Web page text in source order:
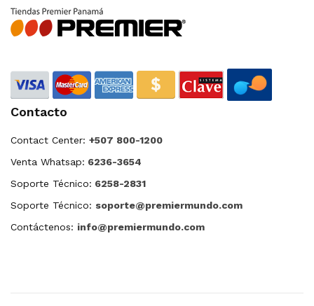
Contacto
Contact Center: +507 800-1200
Venta Whatsap: 6236-3654
Soporte Técnico: 6258-2831
Soporte Técnico: soporte@premiermundo.com
Contáctenos: info@premiermundo.com